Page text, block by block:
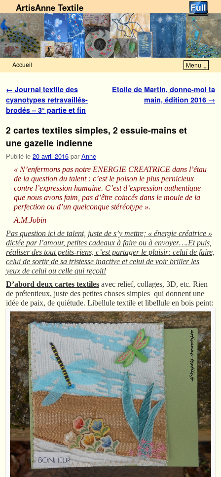
ArtisAnne Textile
Accueil Menu ↓
Navigation des articles
← Journal textile des
cyanotypes retravaillés-
brodés – 3° partie et fin
Etoile de Martin, donne-moi ta
main, édition 2016 →
2 cartes textiles simples, 2 essuie-mains et
une gazelle indienne
Publié le 20 avril 2016 par Anne
« N’enfermons pas notre ENERGIE CREATRICE dans l’étau
de la question du talent : c’est le poison le plus pernicieux
contre l’expression humaine. C’est d’expression authentique
que nous avons faim, pas d’être coincés dans le moule de la
perfection ou d’un quelconque stéréotype ».
A.M.Jobin
Pas question ici de talent, juste de s’y mettre; « énergie créatrice »
dictée par l’amour, petites cadeaux à faire ou à envoyer….Et puis,
réaliser des tout petits-riens, c’est partager le plaisir: celui de faire,
celui de sortir de sa tristesse inactive et celui de voir briller les
yeux de celui ou celle qui reçoit!
D’abord deux cartes textiles avec relief, collages, 3D, etc. Rien
de prétentieux, juste des petites choses simples qui donnent une
idée de paix, de quiétude. Libellule textile et libellule en bois peint: